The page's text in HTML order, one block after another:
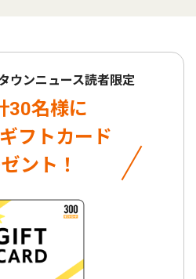
ウンニュース読者限定
30名様に
フトカード
ント！